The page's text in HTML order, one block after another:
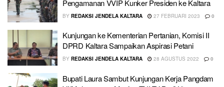
Pengamanan VVIP Kunker Presiden ke Kaltara
BY REDAKSI JENDELA KALTARA 27 FEBRUARI 2023 0
Kunjungan ke Kementerian Pertanian, Komisi II
DPRD Kaltara Sampaikan Aspirasi Petani
BY REDAKSI JENDELA KALTARA 28 AGUSTUS 2022 0
Bupati Laura Sambut Kunjungan Kerja Pangdam